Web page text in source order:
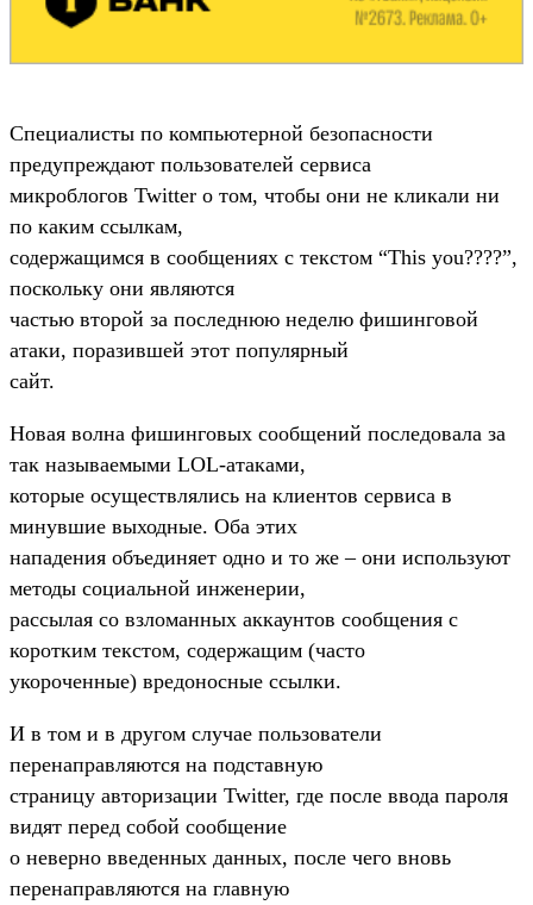
Специалисты по компьютерной безопасности
предупреждают пользователей сервиса
микроблогов Twitter о том, чтобы они не кликали ни
по каким ссылкам,
содержащимся в сообщениях с текстом “This you????”,
поскольку они являются
частью второй за последнюю неделю фишинговой
атаки, поразившей этот популярный
сайт.
Новая волна фишинговых сообщений последовала за
так называемыми LOL-атаками,
которые осуществлялись на клиентов сервиса в
минувшие выходные. Оба этих
нападения объединяет одно и то же – они используют
методы социальной инженерии,
рассылая со взломанных аккаунтов сообщения с
коротким текстом, содержащим (часто
укороченные) вредоносные ссылки.
И в том и в другом случае пользователи
перенаправляются на подставную
страницу авторизации Twitter, где после ввода пароля
видят перед собой сообщение
о неверно введенных данных, после чего вновь
перенаправляются на главную